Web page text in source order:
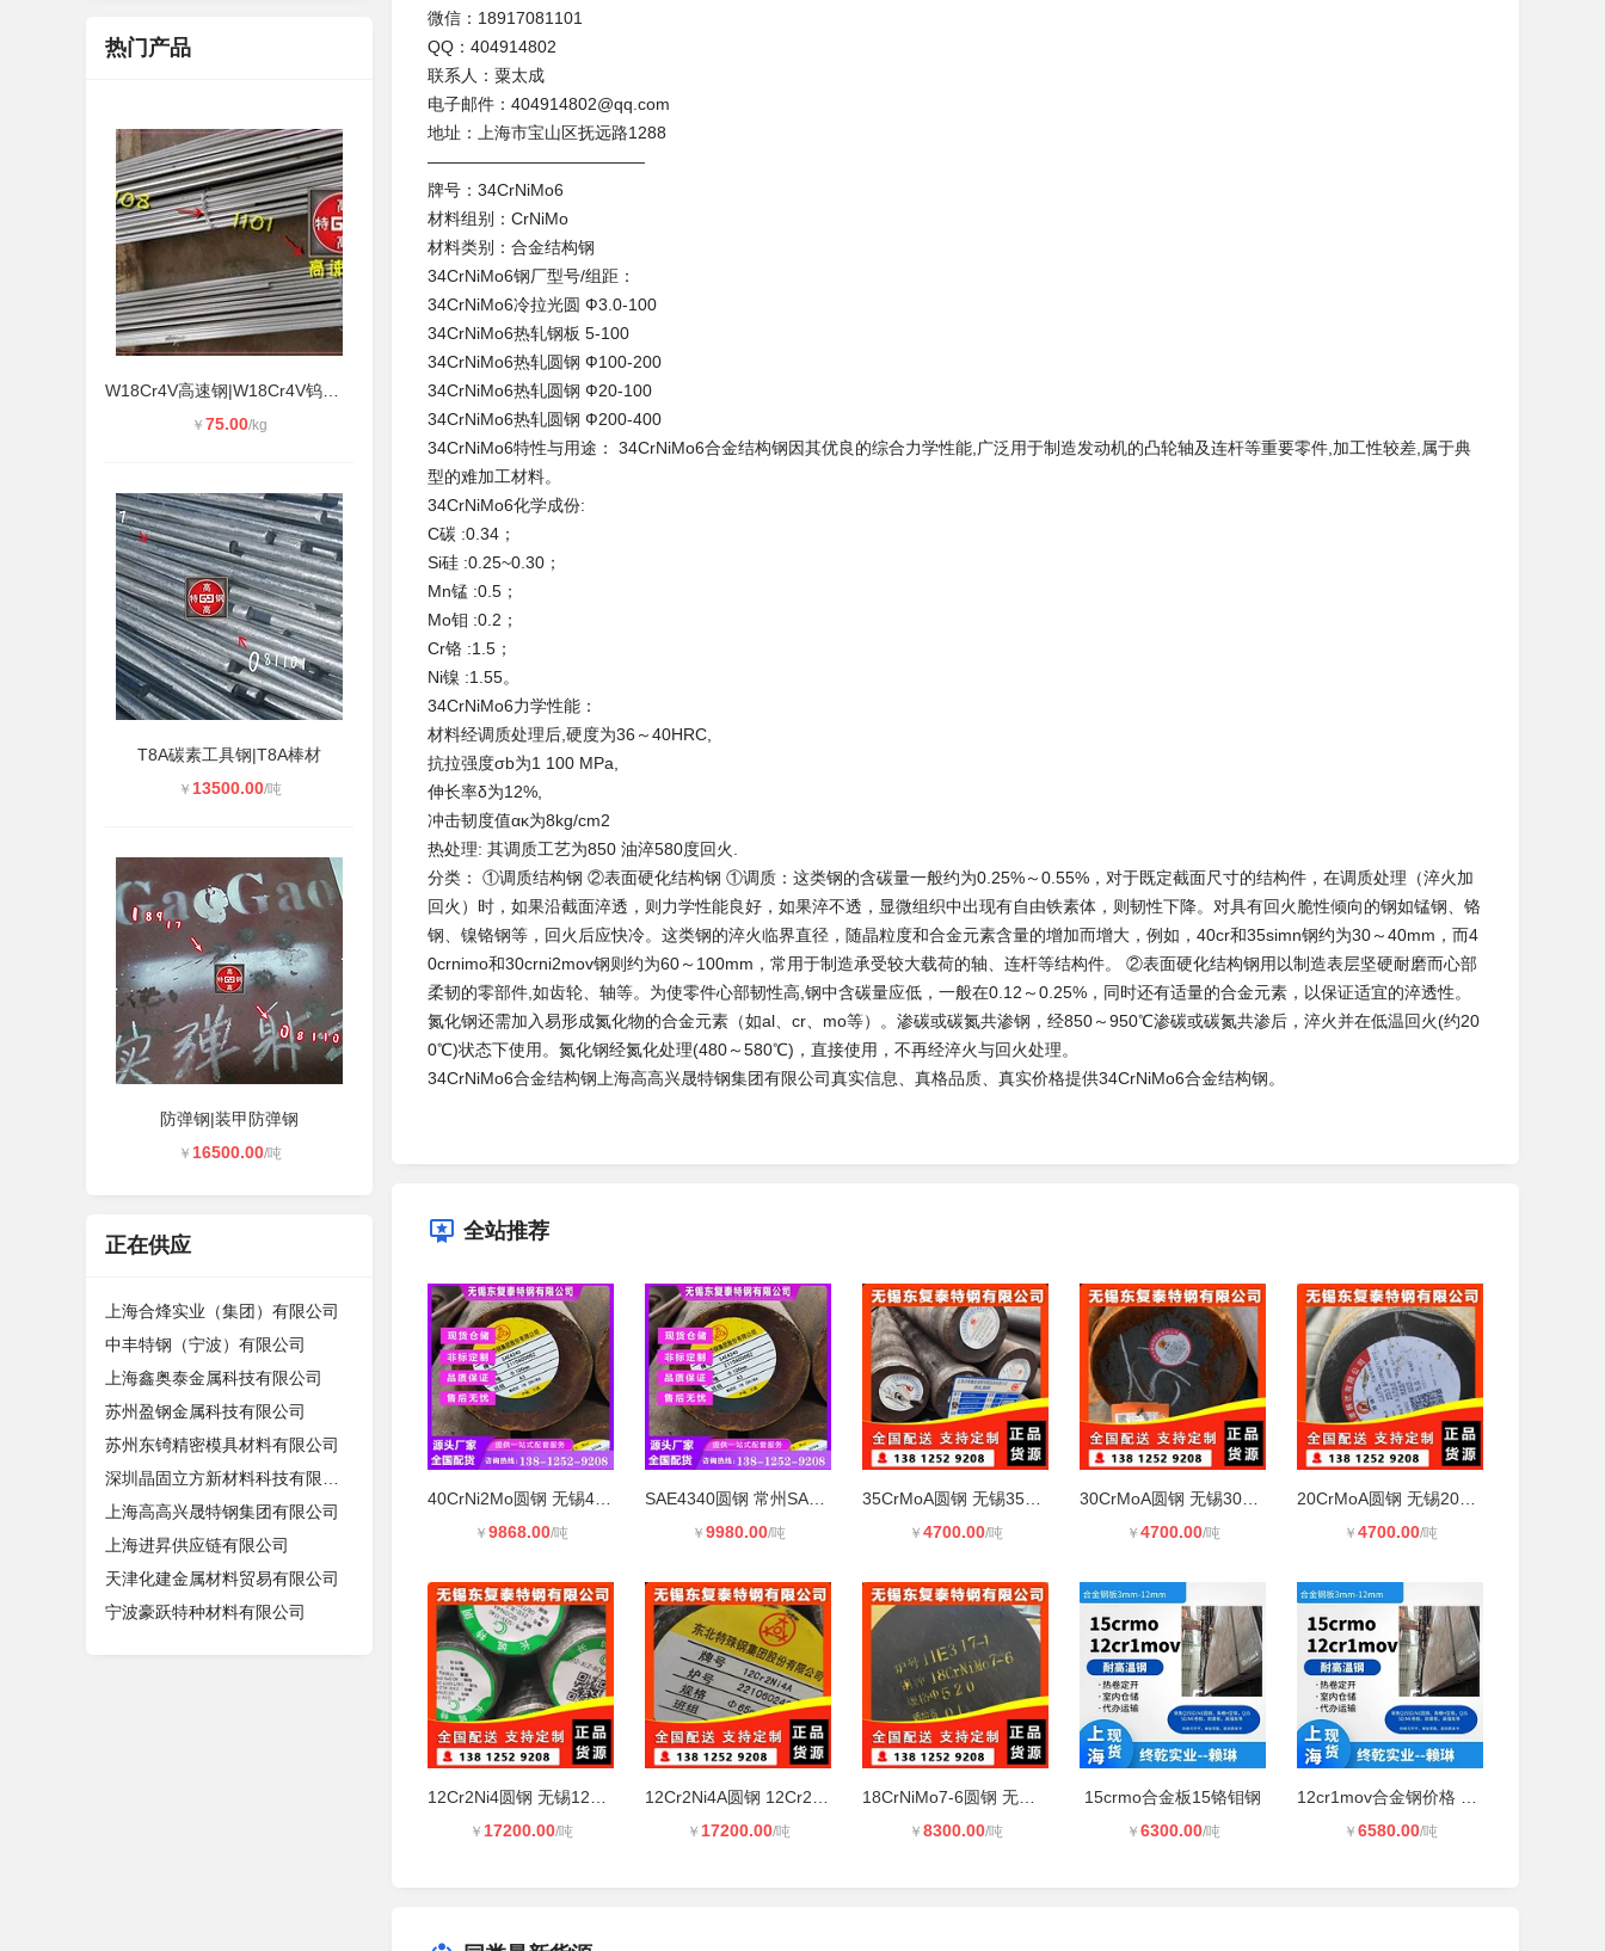
热门产品
￥ 75.00/kg
T8A碳素工具钢|T8A棒材
￥ 13500.00/吨
防弹钢|装甲防弹钢
￥ 16500.00/吨
正在供应
上海合烽实业（集团）有限公司
中丰特钢（宁波）有限公司
上海鑫奥泰金属科技有限公司
苏州盈钢金属科技有限公司
苏州东锜精密模具材料有限公司
上海高高兴晟特钢集团有限公司
上海进昇供应链有限公司
天津化建金属材料贸易有限公司
宁波豪跃特种材料有限公司
微信：18917081101
QQ：404914802
联系人：粟太成
电子邮件：404914802@qq.com
地址：上海市宝山区抚远路1288
—————————————
牌号：34CrNiMo6
材料组别：CrNiMo
材料类别：合金结构钢
34CrNiMo6钢厂型号/组距：
34CrNiMo6冷拉光圆 Ф3.0-100
34CrNiMo6热轧钢板 5-100
34CrNiMo6热轧圆钢 Ф100-200
34CrNiMo6热轧圆钢 Ф20-100
34CrNiMo6热轧圆钢 Ф200-400
34CrNiMo6特性与用途： 34CrNiMo6合金结构钢因其优良的综合力学性能,广泛用于制造发动机的凸轮轴及连杆等重要零件,加工性较差,属于典
型的难加工材料。
34CrNiMo6化学成份:
C碳 :0.34；
Si硅 :0.25~0.30；
Mn锰 :0.5；
Mo钼 :0.2；
Cr铬 :1.5；
Ni镍 :1.55。
34CrNiMo6力学性能：
材料经调质处理后,硬度为36～40HRC,
抗拉强度σb为1 100 MPa,
伸长率δ为12%,
冲击韧度值ακ为8kg/cm2
热处理: 其调质工艺为850 油淬580度回火.
分类： ①调质结构钢 ②表面硬化结构钢 ①调质：这类钢的含碳量一般约为0.25%～0.55%，对于既定截面尺寸的结构件，在调质处理（淬火加
回火）时，如果沿截面淬透，则力学性能良好，如果淬不透，显微组织中出现有自由铁素体，则韧性下降。对具有回火脆性倾向的钢如锰钢、铬
钢、镍铬钢等，回火后应快冷。这类钢的淬火临界直径，随晶粒度和合金元素含量的增加而增大，例如，40cr和35simn钢约为30～40mm，而4
0crnimo和30crni2mov钢则约为60～100mm，常用于制造承受较大载荷的轴、连杆等结构件。 ②表面硬化结构钢用以制造表层坚硬耐磨而心部
柔韧的零部件,如齿轮、轴等。为使零件心部韧性高,钢中含碳量应低，一般在0.12～0.25%，同时还有适量的合金元素，以保证适宜的淬透性。
氮化钢还需加入易形成氮化物的合金元素（如al、cr、mo等）。渗碳或碳氮共渗钢，经850～950℃渗碳或碳氮共渗后，淬火并在低温回火(约20
0℃)状态下使用。氮化钢经氮化处理(480～580℃)，直接使用，不再经淬火与回火处理。
34CrNiMo6合金结构钢上海高高兴晟特钢集团有限公司真实信息、真格品质、真实价格提供34CrNiMo6合金结构钢。
全站推荐
￥ 9868.00/吨 ￥ 9980.00/吨 ￥ 4700.00/吨 ￥ 4700.00/吨 ￥ 4700.00/吨
￥ 17200.00/吨 ￥ 17200.00/吨 ￥ 8300.00/吨
15crmo合金板15铬钼钢
￥ 6300.00/吨 ￥ 6580.00/吨